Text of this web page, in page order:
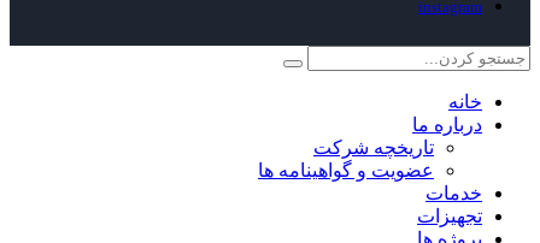
instagram
خانه
درباره ما
تاریخچه شرکت
عضویت و گواهینامه ها
خدمات
تجهیزات
پروژه ها